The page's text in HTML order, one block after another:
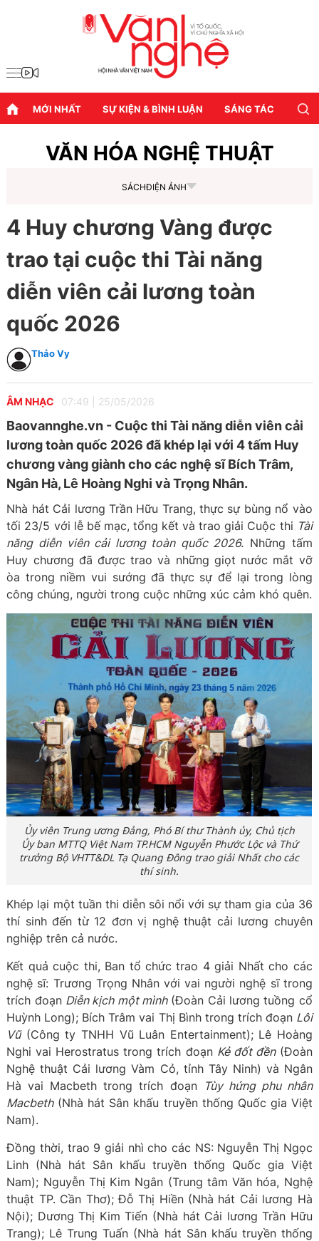
MỚI NHẤT SỰ KIỆN & BÌNH LUẬN SÁNG TÁC
VĂN HÓA NGHỆ THUẬT
SÁCHĐIỆN ẢNH
4 Huy chương Vàng được
trao tại cuộc thi Tài năng
diễn viên cải lương toàn
quốc 2026
Thảo Vy
ÂM NHẠC 07:49 25/05/2026
Baovannghe.vn - Cuộc thi Tài năng diễn viên cải
lương toàn quốc 2026 đã khép lại với 4 tấm Huy
chương vàng giành cho các nghệ sĩ Bích Trâm,
Ngân Hà, Lê Hoàng Nghi và Trọng Nhân.
Nhà hát Cải lương Trần Hữu Trang, thực sự bùng nổ vào
tối 23/5 với lễ bế mạc, tổng kết và trao giải Cuộc thi Tài
năng diễn viên cải lương toàn quốc 2026. Những tấm
Huy chương đã được trao và những giọt nước mắt vỡ
òa trong niềm vui sướng đã thực sự để lại trong lòng
công chúng, người trong cuộc những xúc cảm khó quên.
Ủy viên Trung ương Đảng, Phó Bí thư Thành ủy, Chủ tịch
Ủy ban MTTQ Việt Nam TP.HCM Nguyễn Phước Lộc và Thứ
trưởng Bộ VHTT&DL Tạ Quang Đông trao giải Nhất cho các
thí sinh.
Khép lại một tuần thi diễn sôi nổi với sự tham gia của 36
thí sinh đến từ 12 đơn vị nghệ thuật cải lương chuyên
nghiệp trên cả nước.
Kết quả cuộc thi, Ban tổ chức trao 4 giải Nhất cho các
nghệ sĩ: Trương Trọng Nhân với vai người nghệ sĩ trong
trích đoạn Diễn kịch một mình(Đoàn Cải lương tuồng cổ
Huỳnh Long); Bích Trâm vai Thị Bình trong trích đoạn Lôi
Vũ(Công ty TNHH Vũ Luân Entertainment); Lê Hoàng
Nghi vai Herostratus trong trích đoạn Kẻ đốt đền(Đoàn
Nghệ thuật Cải lương Vàm Cỏ, tỉnh Tây Ninh) và Ngân
Hà vai Macbeth trong trích đoạn Tùy hứng phu nhân
Macbeth(Nhà hát Sân khấu truyền thống Quốc gia Việt
Nam).
Đồng thời, trao 9 giải nhì cho các NS: Nguyễn Thị Ngọc
Linh (Nhà hát Sân khấu truyền thống Quốc gia Việt
Nam); Nguyễn Thị Kim Ngân (Trung tâm Văn hóa, Nghệ
thuật TP. Cần Thơ); Đỗ Thị Hiền (Nhà hát Cải lương Hà
Nội); Dương Thị Kim Tiến (Nhà hát Cải lương Trần Hữu
Trang); Lê Trung Tuấn (Nhà hát Sân khấu truyền thống